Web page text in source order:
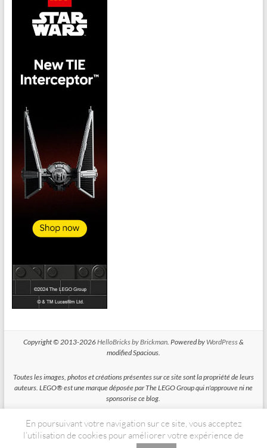
Copyright © 2013-2026HelloBricks by Brickman. Powered by WordPress&
modified Spacious.
Toutes les images, photos et créations présentes sur ce site sont la propriété de leurs
auteurs. LEGO® est une marque déposée par The LEGO Group qui n'approuve ni ne
sponsorise ce blog.
HelloBricks participe au Programme Partenaires d'Amazon EU, un programme
d'affiliation conçu pour permettre à des sites de percevoir une rémunération grace à
la création de liens vers Amazon.fr
En poursuivant votre navigation sur ce site, vous acceptez
l’utilisation de cookies pour améliorer votre expérience de